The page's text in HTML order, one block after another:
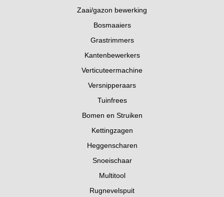
Zaai/gazon bewerking
Bosmaaiers
Grastrimmers
Kantenbewerkers
Verticuteermachine
Versnipperaars
Tuinfrees
Bomen en Struiken
Kettingzagen
Heggenscharen
Snoeischaar
Multitool
Rugnevelspuit